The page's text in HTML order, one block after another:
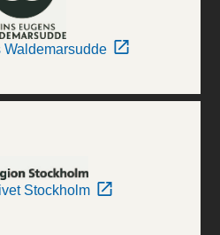
Waldemarsudde
Stockholm